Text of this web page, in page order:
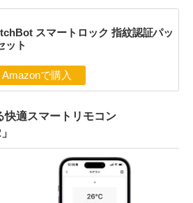
スマートロック 指紋認証パッ
ット
Amazonで購入
快適スマートリモコン